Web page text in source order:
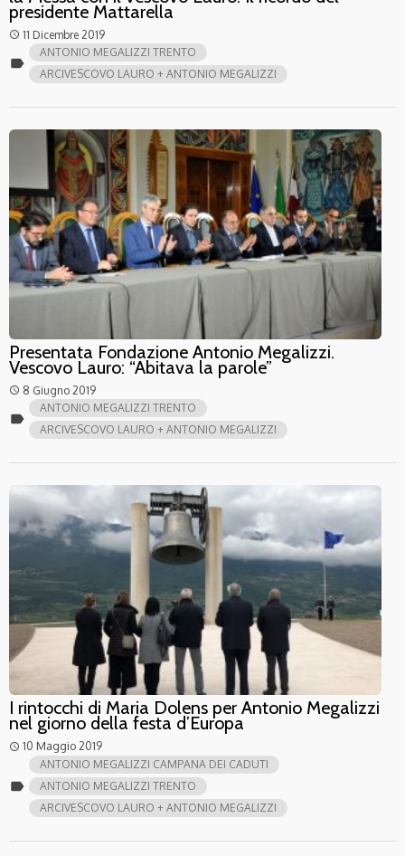
presidente Mattarella
access_time 11 Dicembre 2019
label
ANTONIO MEGALIZZI TRENTO
ARCIVESCOVO LAURO + ANTONIO MEGALIZZI
Presentata Fondazione Antonio Megalizzi.
Vescovo Lauro: “Abitava la parole”
access_time 8 Giugno 2019
label
ANTONIO MEGALIZZI TRENTO
ARCIVESCOVO LAURO + ANTONIO MEGALIZZI
I rintocchi di Maria Dolens per Antonio Megalizzi
nel giorno della festa d’Europa
access_time 10 Maggio 2019
label
ANTONIO MEGALIZZI CAMPANA DEI CADUTI
ANTONIO MEGALIZZI TRENTO
ARCIVESCOVO LAURO + ANTONIO MEGALIZZI